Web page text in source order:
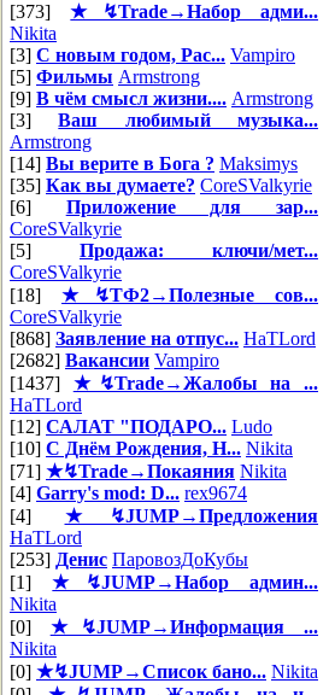
[373]★↯Trade→Набор адми...
Nikita
[3] С новым годом, Рас... Vampiro
[5] Фильмы Armstrong
[9] В чём смысл жизни.... Armstrong
[3]Ваш любимый музыка...
Armstrong
[14] Вы верите в Бога ? Maksimys
[35] Как вы думаете? CoreSValkyrie
[6] Приложение для зар...
CoreSValkyrie
[5] Продажа: ключи/мет...
CoreSValkyrie
[18] ★↯ТФ2→Полезные сов...
CoreSValkyrie
[868] Заявление на отпус... HaTLord
[2682] Вакансии Vampiro
[1437] ★↯Trade→Жалобы на ...
HaTLord
[12] САЛАТ "ПОДАРО... Ludo
[10] С Днём Рождения, Н... Nikita
[71] ★↯Trade→Покаяния Nikita
[4] Garry's mod: D... rex9674
[4] ★↯JUMP→Предложения
HaTLord
[253] Денис ПаровозДоКубы
[1]★↯JUMP→Набор админ...
Nikita
[0] ★↯JUMP→Информация ...
Nikita
[0] ★↯JUMP→Список бано... Nikita